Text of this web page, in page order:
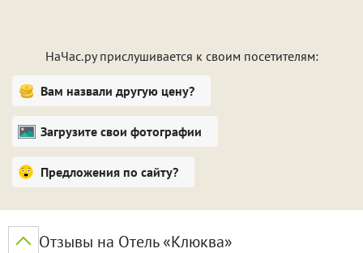
НаЧас.ру прислушивается к своим посетителям:
Вам назвали другую цену?
Загрузите свои фотографии
Предложения по сайту?
Отзывы на Отель «Клюква»